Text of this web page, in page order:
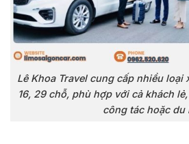
Lê Khoa Travel cung cấp nhiều loại
16, 29 chỗ, phù hợp với cả khách
công tác hoặc du